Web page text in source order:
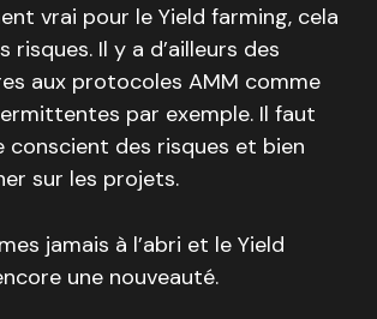
vrai pour le Yield farming, cela
risques. Il y a d’ailleurs des
aux protocoles AMM comme
par exemple. Il faut
conscient des risques et bien
sur les projets.
jamais à l’abri et le Yield
une nouveauté.